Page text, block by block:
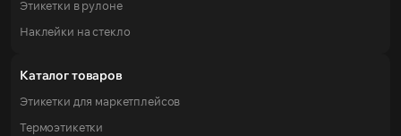
Этикетки в рулоне
Наклейки на стекло
Каталог товаров
Этикетки для маркетплейсов
Термоэтикетки